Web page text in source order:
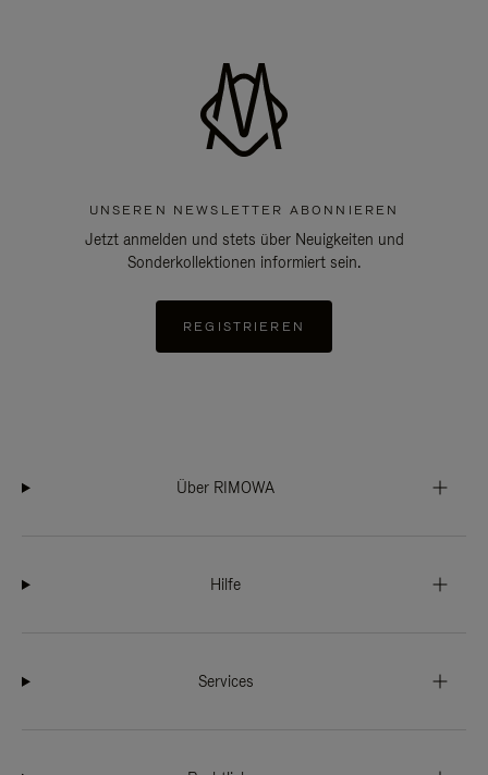
UNSEREN NEWSLETTER ABONNIEREN
Jetzt anmelden und stets über Neuigkeiten und
Sonderkollektionen informiert sein.
REGISTRIEREN
Über RIMOWA
Hilfe
Services